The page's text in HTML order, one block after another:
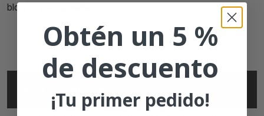
blanco, permanente
Obtén un 5 %
de descuento
¡Tu primer pedido!